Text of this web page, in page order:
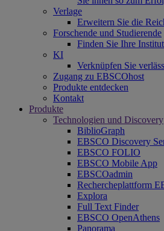
Verlage
Erweitern Sie die
Forschende und Studierende
Finden Sie Ihre
KI
Verknüpfen Sie
Zugang zu EBSCOhost
Produkte entdecken
Kontakt
Produkte
Technologien und Discovery
BiblioGraph
EBSCO Discovery
EBSCO FOLIO
EBSCO Mobile App
EBSCOadmin
Rechercheplattform
Explora
Full Text Finder
EBSCO OpenAthens
Panorama